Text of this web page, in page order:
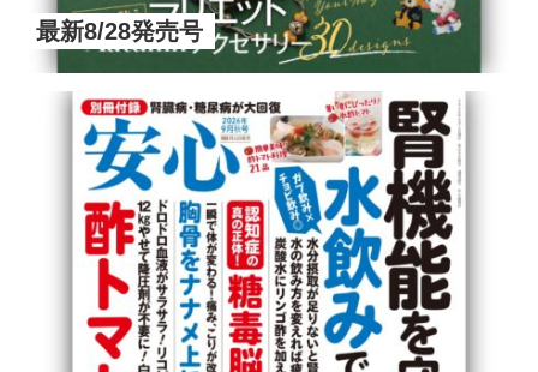
最新8/28発売号